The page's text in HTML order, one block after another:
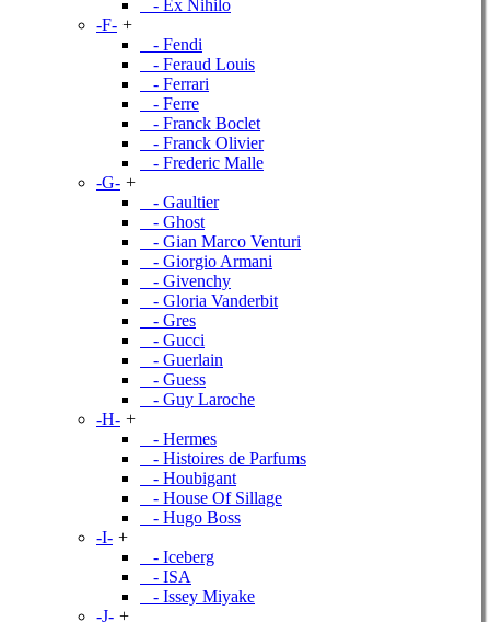
- Ex Nihilo
-F- +
- Fendi
- Feraud Louis
- Ferrari
- Ferre
- Franck Boclet
- Franck Olivier
- Frederic Malle
-G- +
- Gaultier
- Ghost
- Gian Marco Venturi
- Giorgio Armani
- Givenchy
- Gloria Vanderbit
- Gres
- Gucci
- Guerlain
- Guess
- Guy Laroche
-H- +
- Hermes
- Histoires de Parfums
- Houbigant
- House Of Sillage
- Hugo Boss
-I- +
- Iceberg
- ISA
- Issey Miyake
-J- +